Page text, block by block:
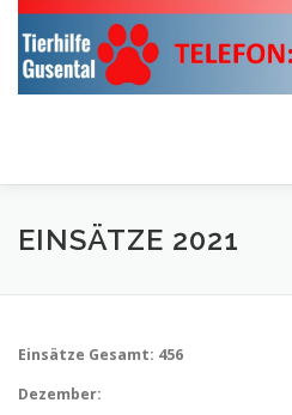
Zum
Inhalt
springen
ÜBER UNS! UNSERE
EINSÄTZE 2021
Einsätze Gesamt: 456
Dezember: